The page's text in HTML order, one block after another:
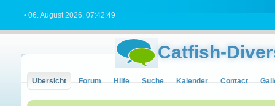
• 06. August 2026, 07:42:49
Catfish-
Übersicht Forum Hilfe Suche Kalender Contact